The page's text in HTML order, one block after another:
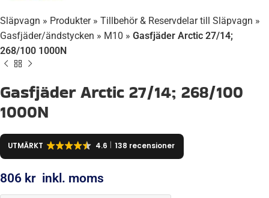
Släpvagn » Produkter» Tillbehör & Reservdelar till Släpvagn »
Gasfjäder/ändstycken » M10 » Gasfjäder Arctic 27/14;
268/100 1000N
Gasfjäder Arctic 27/14; 268/100
1000N
UTMÄRKT 4.6 138 recensioner
806 kr inkl. moms